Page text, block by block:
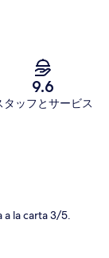
9.6
タッフとサービス
la carta 3/5.